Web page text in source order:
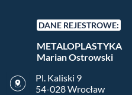
DANE REJESTROWE:
METALOPLASTYKA
Marian Ostrowski
Pl. Kaliski 9
54-028 Wrocław